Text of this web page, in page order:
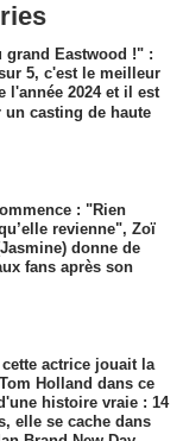
grand Eastwood !" :
5, c'est le meilleur
l'année 2024 et il est
un casting de haute
: "Rien
revienne", Zoï
donne de
fans après son
cette actrice jouait la
Holland dans ce
histoire vraie : 14
elle se cache dans